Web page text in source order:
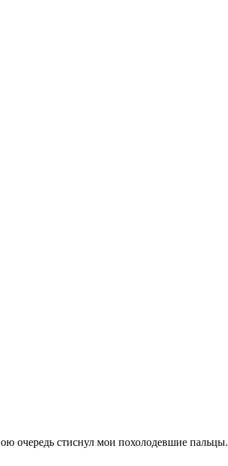
очередь стиснул мои похолодевшие пальцы.